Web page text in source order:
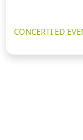
CONCERTI ED